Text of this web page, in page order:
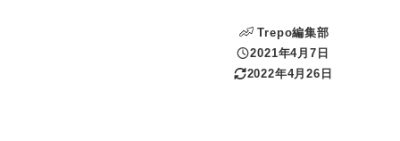
Trepo編集部
投稿日
2021年4月7日
更新日
2022年4月26日